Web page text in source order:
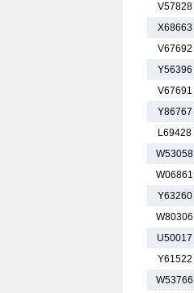
V57828
X68663
V67692
Y56396
V67691
Y86767
L69428
W53058
W06861
Y63260
W80306
U50017
Y61522
W53766